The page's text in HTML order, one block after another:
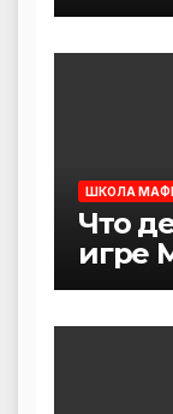
ШКОЛА
Что
игре